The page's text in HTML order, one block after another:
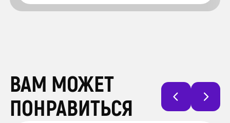
ВАМ МОЖЕТ
ПОНРАВИТЬСЯ